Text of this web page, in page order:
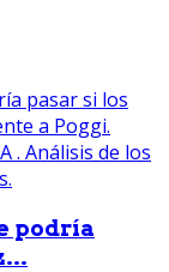
podría